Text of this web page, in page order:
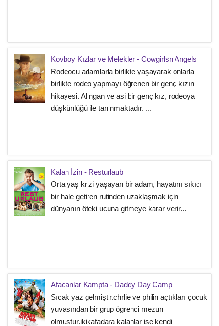
Kovboy Kızlar ve Melekler - Cowgirlsn Angels
Rodeocu adamlarla birlikte yaşayarak onlarla
birlikte rodeo yapmayı öğrenen bir genç kızın
hikayesi. Alıngan ve asi bir genç kız, rodeoya
düşkünlüğü ile tanınmaktadır. ...
Kalan İzin - Resturlaub
Orta yaş krizi yaşayan bir adam, hayatını sıkıcı
bir hale getiren rutinden uzaklaşmak için
dünyanın öteki ucuna gitmeye karar verir...
Afacanlar Kampta - Daddy Day Camp
Sıcak yaz gelmiştir.chrlie ve philin açtıkları çocuk
yuvasından bir grup ögrenci mezun
olmustur.ikikafadara kalanlar ise kendi